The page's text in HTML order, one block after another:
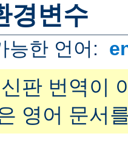
경변수
능한 언어:
판 번역이
영어 문서